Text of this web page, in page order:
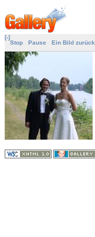
[-]
Stop
Pause Ein Bild zurück